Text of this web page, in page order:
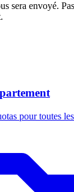
sera envoyé.
pour toutes les